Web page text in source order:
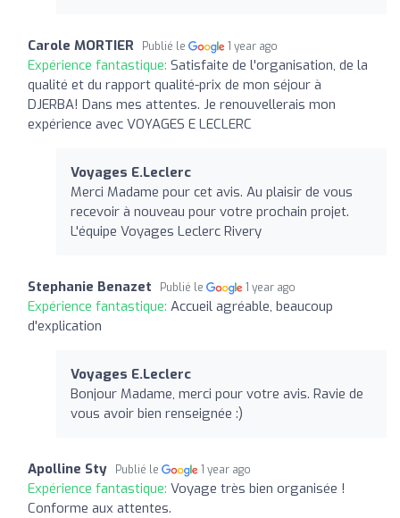
Carole MORTIER Publié le 1 year ago
Expérience fantastique: Satisfaite de l'organisation, de la
qualité et du rapport qualité-prix de mon séjour à
DJERBA! Dans mes attentes. Je renouvellerais mon
expérience avec VOYAGES E LECLERC
Voyages E.Leclerc
Merci Madame pour cet avis. Au plaisir de vous
recevoir à nouveau pour votre prochain projet.
L'équipe Voyages Leclerc Rivery
Stephanie Benazet Publié le 1 year ago
Expérience fantastique: Accueil agréable, beaucoup
d'explication
Voyages E.Leclerc
Bonjour Madame, merci pour votre avis. Ravie de
vous avoir bien renseignée :)
Apolline Sty Publié le 1 year ago
Expérience fantastique: Voyage très bien organisée !
Conforme aux attentes.